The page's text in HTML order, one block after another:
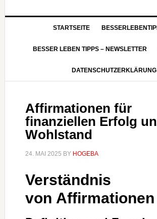
STARTSEITE
BESSER LEBEN TIPPS – NEWSLETTER
DATENSCHUTZERKLÄRUNG
Affirmationen für
finanziellen Erfolg
Wohlstand
24. MAI 2025 BY HOGEBA
Verständnis
v‬on Affirmationen